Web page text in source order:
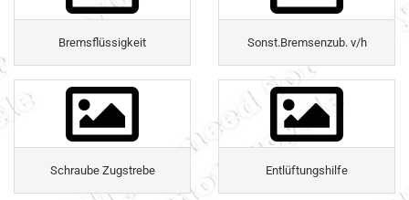
Bremsflüssigkeit Sonst.Bremsenzub. v/h
Schraube Zugstrebe Entlüftungshilfe